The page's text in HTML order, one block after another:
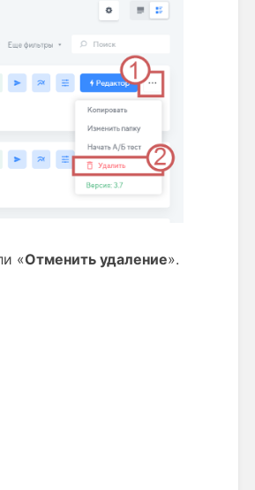
«Отменить удаление».